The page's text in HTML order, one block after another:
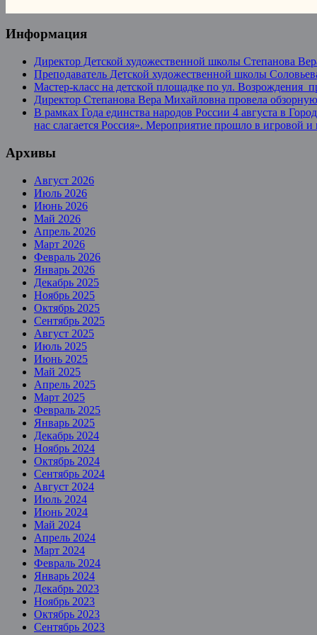
Информация
Директор Детской художественной школы Степанова
Преподаватель Детской художественной школы
Мастер-класс на детской площадке по ул. Возрождения
Директор Степанова Вера Михайловна провела
В рамках Года единства народов России 4 августа в
нас слагается Россия». Мероприятие прошло в игровой
Архивы
Август 2026
Июль 2026
Июнь 2026
Май 2026
Апрель 2026
Март 2026
Февраль 2026
Январь 2026
Декабрь 2025
Ноябрь 2025
Октябрь 2025
Сентябрь 2025
Август 2025
Июль 2025
Июнь 2025
Май 2025
Апрель 2025
Март 2025
Февраль 2025
Январь 2025
Декабрь 2024
Ноябрь 2024
Октябрь 2024
Сентябрь 2024
Август 2024
Июль 2024
Июнь 2024
Май 2024
Апрель 2024
Март 2024
Февраль 2024
Январь 2024
Декабрь 2023
Ноябрь 2023
Октябрь 2023
Сентябрь 2023